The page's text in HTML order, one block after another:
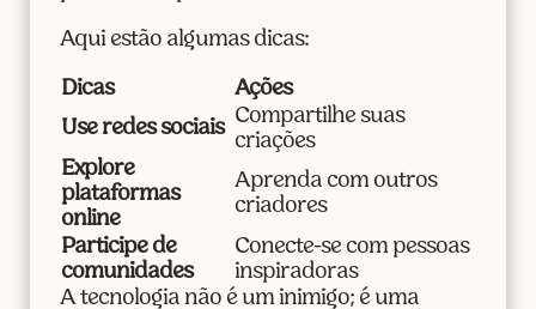
Aqui estão algumas dicas:
Dicas
Ações
Use redes sociais
Compartilhe suas
criações
Explore
plataformas
online
Aprenda com outros
criadores
Participe de
comunidades
Conecte-se com pessoas
inspiradoras
A tecnologia não é um inimigo; é uma